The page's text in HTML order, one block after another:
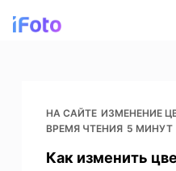
П
AI Fashion Models
НА САЙТЕ ИЗМЕНЕНИЕ
ВРЕМЯ ЧТЕНИЯ 5 МИНУТ
Как изменить